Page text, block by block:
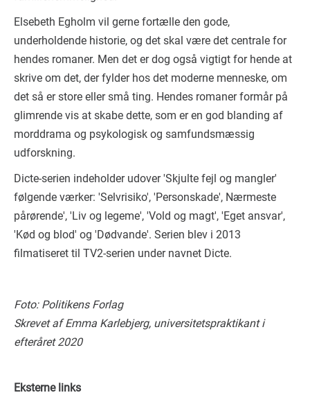
Elsebeth Egholm vil gerne fortælle den gode,
underholdende historie, og det skal være det centrale for
hendes romaner. Men det er dog også vigtigt for hende at
skrive om det, der fylder hos det moderne menneske, om
det så er store eller små ting. Hendes romaner formår på
glimrende vis at skabe dette, som er en god blanding af
morddrama og psykologisk og samfundsmæssig
udforskning.
Dicte-serien indeholder udover 'Skjulte fejl og mangler'
følgende værker: 'Selvrisiko', 'Personskade', Nærmeste
pårørende', 'Liv og legeme', 'Vold og magt', 'Eget ansvar',
'Kød og blod' og 'Dødvande'. Serien blev i 2013
filmatiseret til TV2-serien under navnet Dicte.
Foto: Politikens Forlag
Skrevet af Emma Karlebjerg, universitetspraktikant i
efteråret 2020
Eksterne links